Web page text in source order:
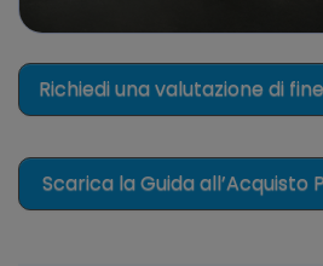
Richiedi una valutazione di
Scarica la Guida